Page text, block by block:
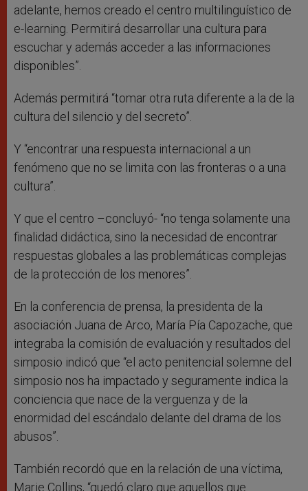
adelante, hemos creado el centro multilinguístico de
e-learning. Permitirá desarrollar una cultura para
escuchar y además acceder a las informaciones
disponibles”.
Además permitirá “tomar otra ruta diferente a la de la
cultura del silencio y del secreto”.
Y “encontrar una respuesta internacional a un
fenómeno que no se limita con las fronteras o a una
cultura”.
Y que el centro –concluyó- “no tenga solamente una
finalidad didáctica, sino la necesidad de encontrar
respuestas globales a las problemáticas complejas
de la protección de los menores”.
En la conferencia de prensa, la presidenta de la
asociación Juana de Arco, María Pía Capozache, que
integraba la comisión de evaluación y resultados del
simposio indicó que “el acto penitencial solemne del
simposio nos ha impactado y seguramente indica la
conciencia que nace de la verguenza y de la
enormidad del escándalo delante del drama de los
abusos”.
También recordó que en la relación de una víctima,
Marie Collins, “quedó claro que aquellos que